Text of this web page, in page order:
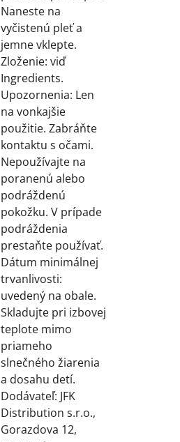
Naneste na
vyčistenú pleť a
jemne vklepte.
Zloženie: viď
Ingredients.
Upozornenia: Len
na vonkajšie
použitie. Zabráňte
kontaktu s očami.
Nepoužívajte na
poranenú alebo
podráždenú
pokožku. V prípade
podráždenia
prestaňte používať.
Dátum minimálnej
trvanlivosti:
uvedený na obale.
Skladujte pri izbovej
teplote mimo
priameho
slnečného žiarenia
a dosahu detí.
Dodávateľ: JFK
Distribution s.r.o.,
Gorazdova 12,